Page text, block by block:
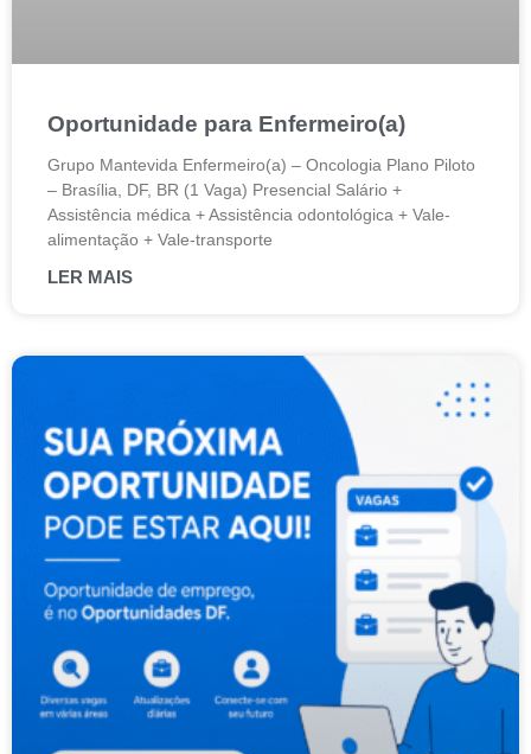
Oportunidade para Enfermeiro(a)
Grupo Mantevida Enfermeiro(a) – Oncologia Plano Piloto
– Brasília, DF, BR (1 Vaga) Presencial Salário +
Assistência médica + Assistência odontológica + Vale-
alimentação + Vale-transporte
LER MAIS